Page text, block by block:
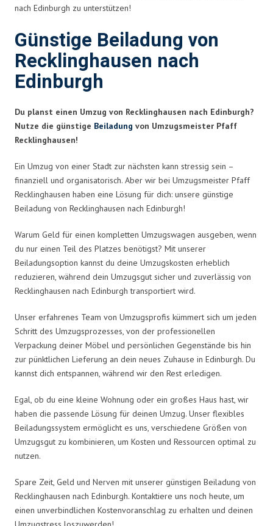
nach Edinburgh zu unterstützen!
Günstige Beiladung von
Recklinghausen nach
Edinburgh
Du planst einen Umzug von Recklinghausen nach Edinburgh?
Nutze die günstige Beiladung von Umzugsmeister Pfaff
Recklinghausen!
Ein Umzug von einer Stadt zur nächsten kann stressig sein –
finanziell und organisatorisch. Aber wir bei Umzugsmeister Pfaff
Recklinghausen haben eine Lösung für dich: unsere günstige
Beiladung von Recklinghausen nach Edinburgh!
Warum Geld für einen kompletten Umzugswagen ausgeben, wenn
du nur einen Teil des Platzes benötigst? Mit unserer
Beiladungsoption kannst du deine Umzugskosten erheblich
reduzieren, während dein Umzugsgut sicher und zuverlässig von
Recklinghausen nach Edinburgh transportiert wird.
Unser erfahrenes Team von Umzugsprofis kümmert sich um jeden
Schritt des Umzugsprozesses, von der professionellen
Verpackung deiner Möbel und persönlichen Gegenstände bis hin
zur pünktlichen Lieferung an dein neues Zuhause in Edinburgh. Du
kannst dich entspannen, während wir den Rest erledigen.
Egal, ob du eine kleine Wohnung oder ein großes Haus hast, wir
haben die passende Lösung für deinen Umzug. Unser flexibles
Beiladungssystem ermöglicht es uns, verschiedene Größen von
Umzugsgut zu kombinieren, um Kosten und Ressourcen optimal zu
nutzen.
Spare Zeit, Geld und Nerven mit unserer günstigen Beiladung von
Recklinghausen nach Edinburgh. Kontaktiere uns noch heute, um
einen unverbindlichen Kostenvoranschlag zu erhalten und deinen